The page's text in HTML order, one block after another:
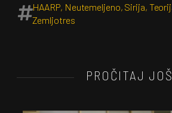
HAARP, Neutemeljeno, Sirija,
Zemljotres
PROČITAJ